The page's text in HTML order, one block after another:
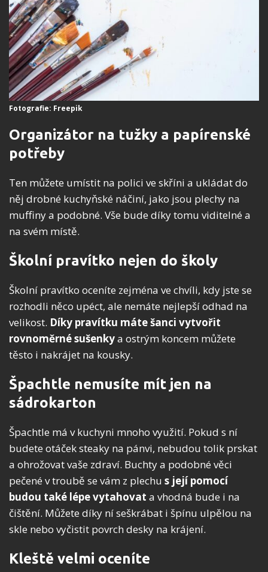
Fotografie: Freepik
Organizátor na tužky a papírenské
potřeby
Ten můžete umístit na polici ve skříni a ukládat do
něj drobné kuchyňské náčiní, jako jsou plechy na
muffiny a podobné. Vše bude díky tomu viditelné a
na svém místě.
Školní pravítko nejen do školy
Školní pravítko oceníte zejména ve chvíli, kdy jste se
rozhodli něco upéct, ale nemáte nejlepší odhad na
velikost. Díky pravítku máte šanci vytvořit
rovnoměrné sušenkya ostrým koncem můžete
těsto i nakrájet na kousky.
Špachtle nemusíte mít jen na
sádrokarton
Špachtle má v kuchyni mnoho využití. Pokud s ní
budete otáček steaky na pánvi, nebudou tolik prskat
a ohrožovat vaše zdraví. Buchty a podobné věci
pečené v troubě se vám z plechu s její pomocí
budou také lépe vytahovat a vhodná bude i na
čištění. Můžete díky ní seškrábat i špínu ulpělou na
skle nebo vyčistit povrch desky na krájení.
Kleště velmi oceníte